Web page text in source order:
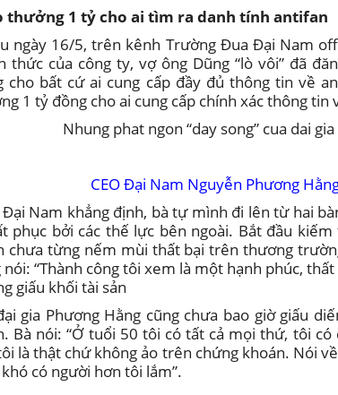
thưởng 1 tỷ cho ai tìm ra danh tính antifan
ngày 16/5, trên kênh Trường Đua Đại Nam
thức của công ty, vợ ông Dũng “lò vôi” đã
cho bất cứ ai cung cấp đầy đủ thông tin về
1 tỷ đồng cho ai cung cấp chính xác thông tin
CEO Đại Nam Nguyễn Phương
Đại Nam khẳng định, bà tự mình đi lên từ hai
phục bởi các thế lực bên ngoài. Bắt đầu
chưa từng nếm mùi thất bại trên thương
“Thành công tôi xem là một hạnh phúc,
giấu khối tài sản
gia Phương Hằng cũng chưa bao giờ giấu
Bà nói: “Ở tuổi 50 tôi có tất cả mọi thứ, tôi có
là thật chứ không ảo trên chứng khoán. Nói
có người hơn tôi lắm”.